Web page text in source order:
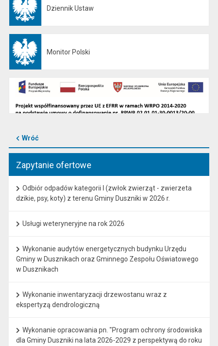
Dziennik Ustaw
Monitor Polski
Wróć
Zapytanie ofertowe
Odbiór odpadów kategorii I (zwłok zwierząt - zwierzeta
dzikie, psy, koty) z terenu Gminy Duszniki w 2026 r.
Usługi weteryneryjne na rok 2026
Wykonanie audytów energetycznych budynku Urzędu
Gminy w Dusznikach oraz Gminnego Zespołu Oświatowego
w Dusznikach
Wykonanie inwentaryzacji drzewostanu wraz z
ekspertyzą dendrologiczną
Wykonanie opracowania pn. "Program ochrony środowiska
dla Gminy Duszniki na lata 2026-2029 z perspektywą do roku